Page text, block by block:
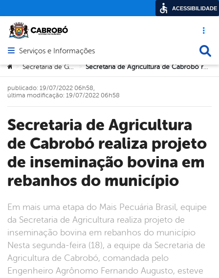
Acesso
Abrir menu principal de navegação
Serviços e Informações
Você está aqui:
> Secretaria de Governo > Secretaria de Agricultura de Cabrobó realiza projeto de inseminação bovina em rebanhos do município
Secretaria de Agricultura
de Cabrobó realiza projeto
de inseminação bovina em
rebanhos do município
Em mais uma etapa do Mais Pecuária Brasil, equipe
da Secretaria de Agricultura realiza projeto de
inseminação bovina em rebanhos do município
Nesta segunda-feira (18), a equipe da Secretaria de
Agricultura de Cabrobó, comandada pelo
Engenheiro Agrônomo Fernando Augusto, esteve
publicado: 19/07/2022 06h58,
última modificação: 19/07/2022 06h58
ACESSIBILIDADE